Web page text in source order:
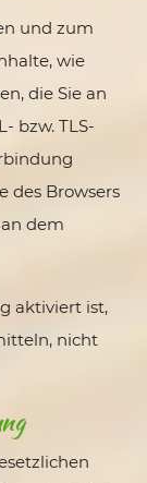
und zum
wie
die Sie an
bzw. TLS-
des Browsers
dem
aktiviert ist,
nicht